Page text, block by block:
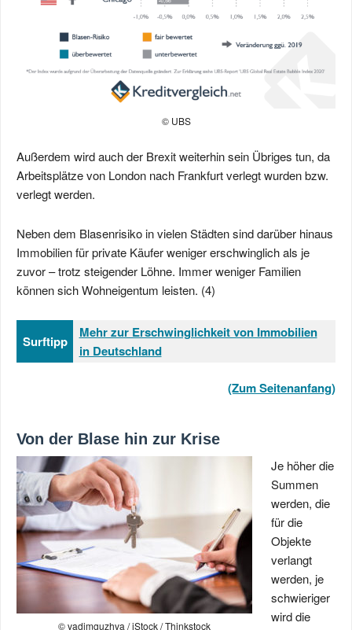
© UBS
Außerdem wird auch der Brexit weiterhin sein Übriges tun, da
Arbeitsplätze von London nach Frankfurt verlegt wurden bzw.
verlegt werden.
Neben dem Blasenrisiko in vielen Städten sind darüber hinaus
Immobilien für private Käufer weniger erschwinglich als je
zuvor – trotz steigender Löhne. Immer weniger Familien
können sich Wohneigentum leisten. (4)
Surftipp
Mehr zur Erschwinglichkeit von Immobilien
in Deutschland
(Zum Seitenanfang)
Von der Blase hin zur Krise
© vadimguzhva / iStock / Thinkstock
Je höher die
Summen
werden, die
für die
Objekte
verlangt
werden, je
schwieriger
wird die